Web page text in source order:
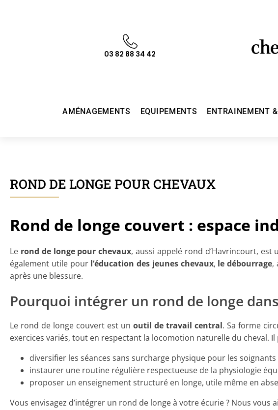
03 82 88 34 42
AMÉNAGEMENTS EQUIPEMENTS ENTRAINEMENT
ROND DE LONGE POUR CHEVAUX
Rond de longe couvert : espace
Le rond de longe pour chevaux, aussi appelé rond d’Havrincourt,
également utile pour l’éducation des jeunes chevaux, le débourrage,
après une blessure.
Pourquoi intégrer un rond de longe
Le rond de longe couvert est un outil de travail central. Sa forme
exercices variés, tout en respectant la locomotion naturelle du cheval. Il
diversifier les séances sans surcharge physique pour les soignants
instaurer une routine régulière respectueuse de la physiologie
proposer un enseignement structuré en longe, utile même en
Vous envisagez d’intégrer un rond de longe à votre écurie ? Nous